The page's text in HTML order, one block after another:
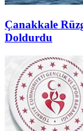
Çanakkale
Doldurdu